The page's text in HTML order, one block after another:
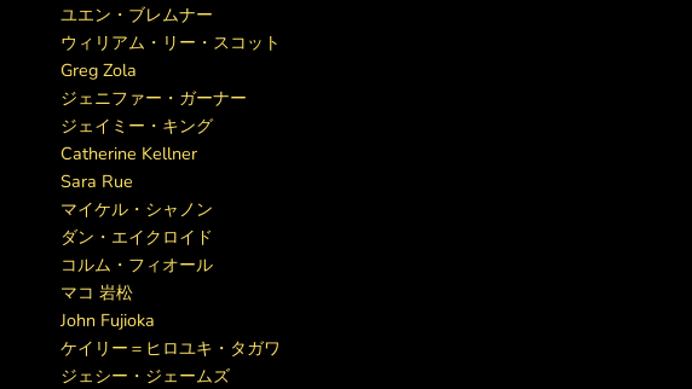
ユエン・ブレムナー
ウィリアム・リー・スコット
Greg Zola
ジェニファー・ガーナー
ジェイミー・キング
Catherine Kellner
Sara Rue
マイケル・シャノン
ダン・エイクロイド
コルム・フィオール
マコ 岩松
John Fujioka
ケイリー＝ヒロユキ・タガワ
ジェシー・ジェームズ